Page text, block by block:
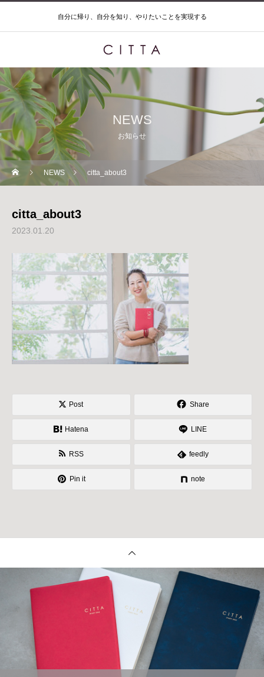
自分に帰り、自分を知り、やりたいことを実現する
NEWS
お知らせ
NEWS citta_about3
citta_about3
2023.01.20
Post Share
Hatena LINE
RSS feedly
Pin it note